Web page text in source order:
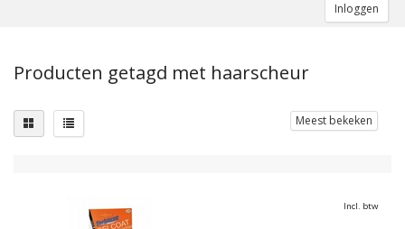
Inloggen
Producten getagd met haarscheur
Meest bekeken
Incl. btw